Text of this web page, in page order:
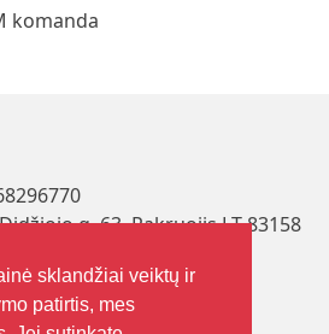
komanda
g. 63, Pakruojis LT-83158
sklandžiai veiktų ir
patirtis, mes